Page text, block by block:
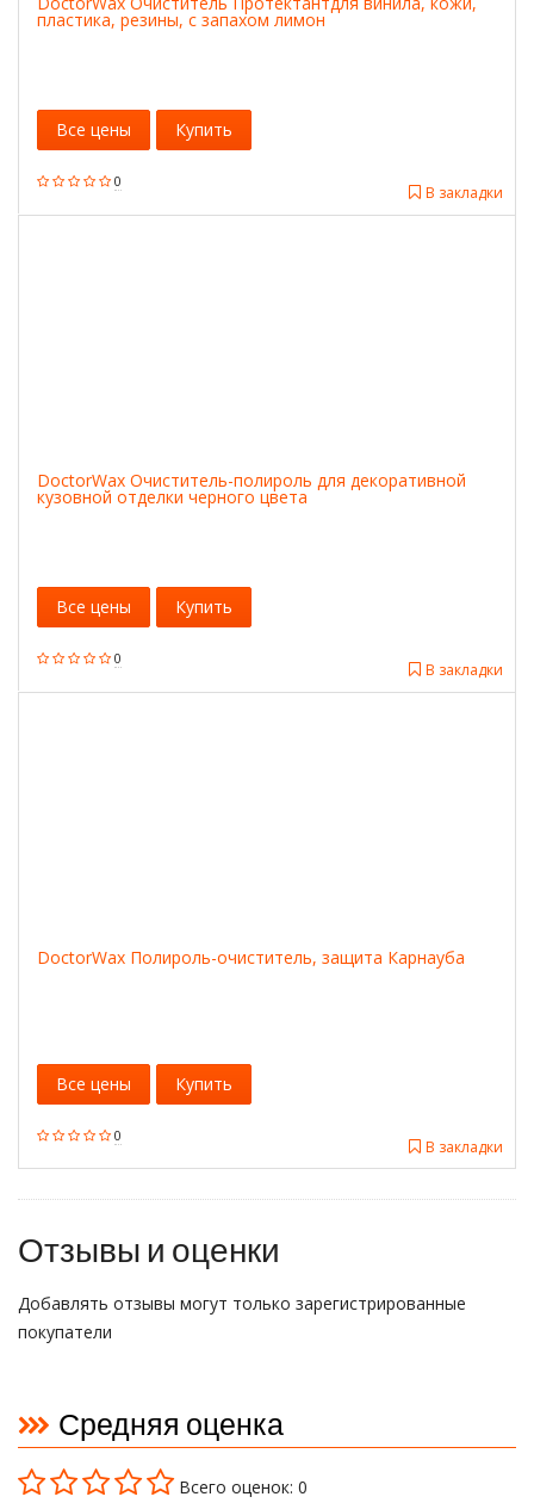
пластика, резины, с запахом лимон
0
В закладки
Все цены Купить
DoctorWax Очиститель-полироль для декоративной
кузовной отделки черного цвета
0
В закладки
Все цены Купить
DoctorWax Полироль-очиститель, защита Карнауба
0
В закладки
Все цены Купить
Отзывы и оценки
Добавлять отзывы могут только зарегистрированные
покупатели
Средняя оценка
Всего оценок: 0